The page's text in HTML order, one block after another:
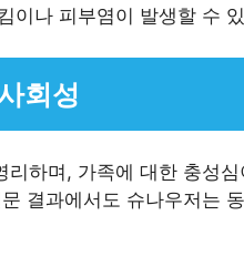
이나 피부염이 발생할 수
회성
리하며, 가족에 대한 충성
결과에서도 슈나우저는